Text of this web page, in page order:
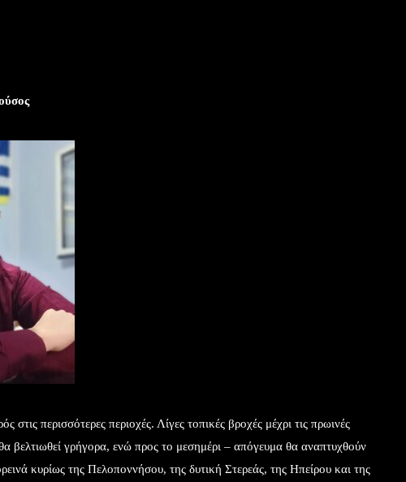
στις περισσότερες περιοχές. Λίγες τοπικές βροχές μέχρι τις πρωινές
βελτιωθεί γρήγορα, ενώ προς το μεσημέρι – απόγευμα θα αναπτυχθούν
κυρίως της Πελοποννήσου, της δυτική Στερεάς, της Ηπείρου και της